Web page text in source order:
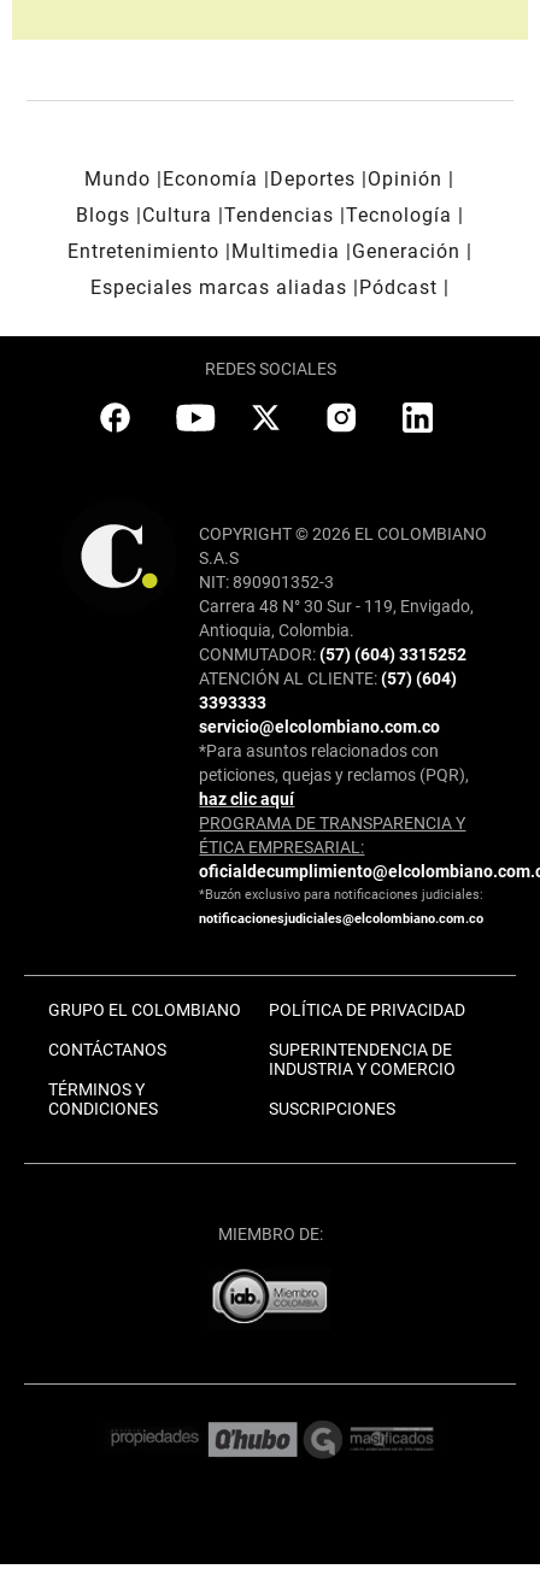
Mundo Economía Deportes
Opinión
Blogs
Cultura Tendencias Tecnología
Entretenimiento
Multimedia
Generación
Especiales marcas aliadas
Pódcast
REDES SOCIALES
COPYRIGHT © 2026 EL COLOMBIANO
S.A.S
NIT: 890901352-3
Carrera 48 N° 30 Sur - 119, Envigado,
Antioquia, Colombia.
CONMUTADOR:(57) (604) 3315252
ATENCIÓN AL CLIENTE:(57) (604)
3393333
servicio@elcolombiano.com.co
*Para asuntos relacionados con
peticiones, quejas y reclamos (PQR),
haz clic aquí
PROGRAMA DE TRANSPARENCIA Y
ÉTICA EMPRESARIAL:
*Buzón exclusivo para notificaciones judiciales:
notificacionesjudiciales@elcolombiano.com.co
GRUPO EL COLOMBIANO
CONTÁCTANOS
TÉRMINOS Y
CONDICIONES
POLÍTICA DE PRIVACIDAD
SUPERINTENDENCIA DE
INDUSTRIA Y COMERCIO
SUSCRIPCIONES
MIEMBRO DE: